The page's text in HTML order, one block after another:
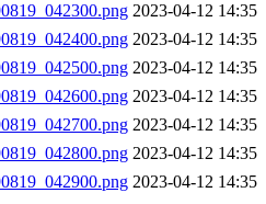
2023-04-12 14:35
2023-04-12 14:35
2023-04-12 14:35
2023-04-12 14:35
2023-04-12 14:35
2023-04-12 14:35
2023-04-12 14:35